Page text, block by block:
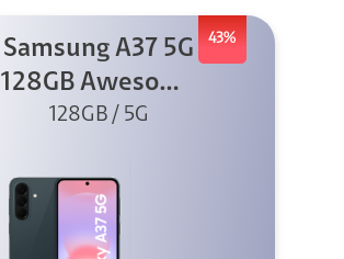
43%
Samsung A37 5G
128GB Awesome
Graygreen
128GB / 5G